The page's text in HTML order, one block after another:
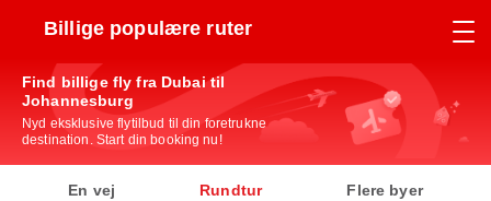
Billige populære ruter
Find billige fly fra Dubai til
Johannesburg
Nyd eksklusive flytilbud til din foretrukne
destination. Start din booking nu!
En vej Rundtur Flere byer